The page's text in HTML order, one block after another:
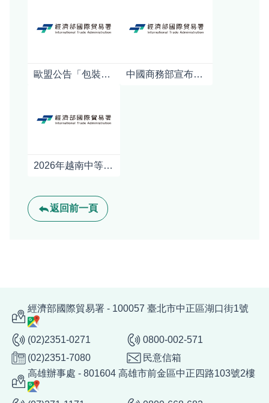
歐盟公告「包裝及包裝廢棄物規章」(PPWR)之指引及常見問答 中國商務部宣布對日本強化軍商兩用貨品出口管制對日本產業影響之初步分析
2026年越南中等收入階層及消費情況
返回前一頁
經濟部國際貿易署 - 100057 臺北市中正區湖口街1號
(02)2351-0271
0800-002-571
(02)2351-7080
民意信箱
高雄辦事處 - 801604 高雄市前金區中正四路103號2樓